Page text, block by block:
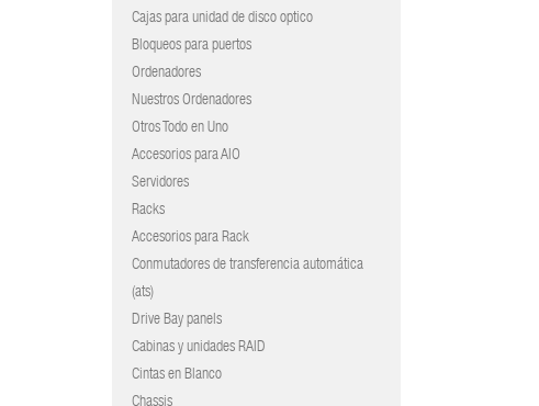
Cajas para unidad de disco optico
Bloqueos para puertos
Ordenadores
Nuestros Ordenadores
Otros Todo en Uno
Accesorios para AIO
Servidores
Racks
Accesorios para Rack
Conmutadores de transferencia automática
(ats)
Drive Bay panels
Cabinas y unidades RAID
Cintas en Blanco
Chassis